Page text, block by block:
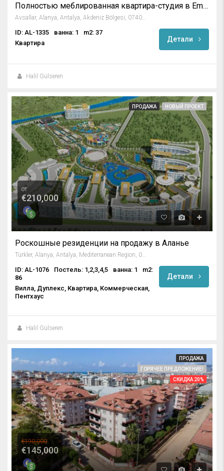
Полностью меблированная квартира-студия в Emerald Dreams
ID: AL-1335 ванна: 1
m2: 37
Квартира
Детали
Halil Gülseren
ПРОДАЖА НОВЫЙ ПРОЕКТ
от
€210,000
Роскошные резиденции на продажу в Аланье
Türkler, Alanya, Antalya, Mediterranean Region, 07410, Turkey
ID: AL-1076 Постель: 1,2,3,4,5 ванна: 1
m2:
86
Вилла, Дуплекс, Квартира, Коммерческая,
Пентхаус
Детали
Halil Gülseren
ПРОДАЖА
ГОРЯЧЕЕ ПРЕДЛОЖЕНИЕ!
СКИДКА 20%
€190,000
€145,000